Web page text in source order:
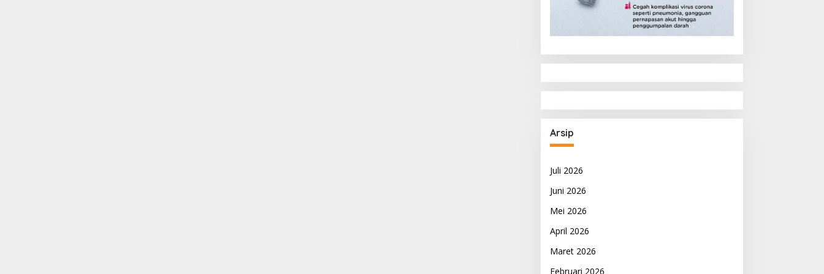
Arsip
Juli 2026
Juni 2026
Mei 2026
April 2026
Maret 2026
Februari 2026